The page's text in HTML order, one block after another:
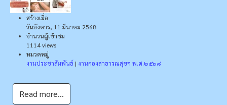
สร้างเมื่อ
วันอังคาร, 11 มีนาคม 2568
จำนวนผู้เข้าชม
1114 views
หมวดหมู่
งานประชาสัมพันธ์ | งานกองสาธารณสุขฯ พ.ศ.๒๕๖๘
Read more...